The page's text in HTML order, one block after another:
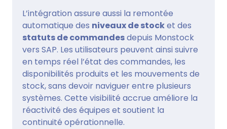
L’intégration assure aussi la remontée
automatique des niveaux de stocket des
statuts de commandesdepuis Monstock
vers SAP. Les utilisateurs peuvent ainsi suivre
en temps réel l’état des commandes, les
disponibilités produits et les mouvements de
stock, sans devoir naviguer entre plusieurs
systèmes. Cette visibilité accrue améliore la
réactivité des équipes et soutient la
continuité opérationnelle.